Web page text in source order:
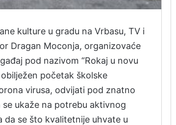
kulture u gradu na Vrbasu, TV i
Dragan Moconja, organizovaće
pod nazivom “Rokaj u novu
početak školske
virusa, odvijati pod znatno
ukaže na potrebu aktivnog
da se što kvalitetnije uhvate u